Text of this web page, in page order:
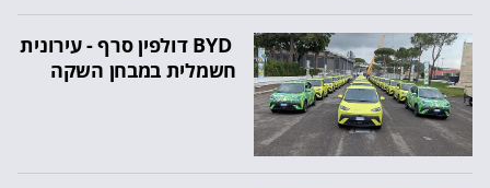
BYD דולפין סרף - עירונית
חשמלית במבחן השקה